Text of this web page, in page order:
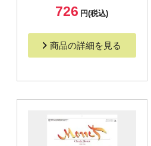
726 円(税込)
商品の詳細を見る